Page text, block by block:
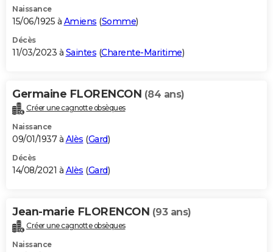
Dictionnaire
Biographies
Citations
Expressions
Proverbes
PROGRAMME TV
S'inscrire
Se connecter
Lycées
Collèges
Primaires
Universités
Entreprises
Service militaire
Avis de recherche
AVIS DE DÉCÈS
Bricolage
Lifestyle
Culture
Sport
Auto
Television
Voyage
Cinema
Naissance
15/06/1925 à Amiens (Somme)
Décès
11/03/2023 à Saintes (Charente-Maritime)
Germaine FLORENCON (84 ans)
Créer une cagnotte obsèques
Naissance
09/01/1937 à Alès (Gard)
Décès
14/08/2021 à Alès (Gard)
Jean-marie FLORENCON (93 ans)
Créer une cagnotte obsèques
Naissance